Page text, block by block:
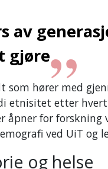
av
gjøre
hører med
etnisitet etter
åpner for
ved UiT og
og helse